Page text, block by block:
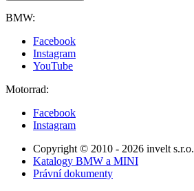
BMW:
Facebook
Instagram
YouTube
Motorrad:
Facebook
Instagram
Copyright © 2010 - 2026 invelt s.r.o.
Katalogy BMW a MINI
Právní dokumenty